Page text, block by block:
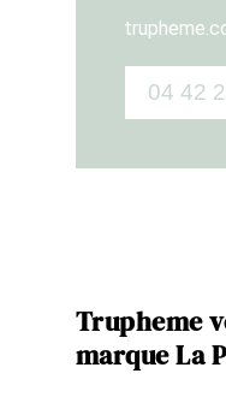
04 42
Trupheme
marque La